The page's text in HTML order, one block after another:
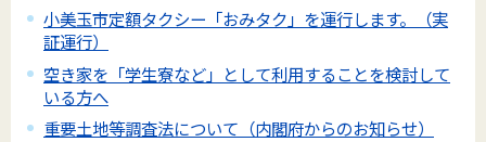
小美玉市定額タクシー「おみタク」を運行します。（実
証運行）
空き家を「学生寮など」として利用することを検討して
いる方へ
重要土地等調査法について（内閣府からのお知らせ）